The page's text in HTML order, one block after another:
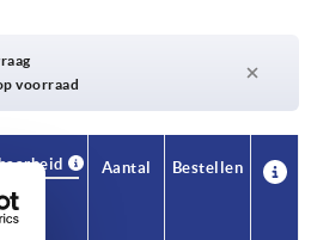
voorraad
Prijs
Aantal Bestellen